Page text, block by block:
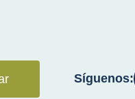
Síguenos: